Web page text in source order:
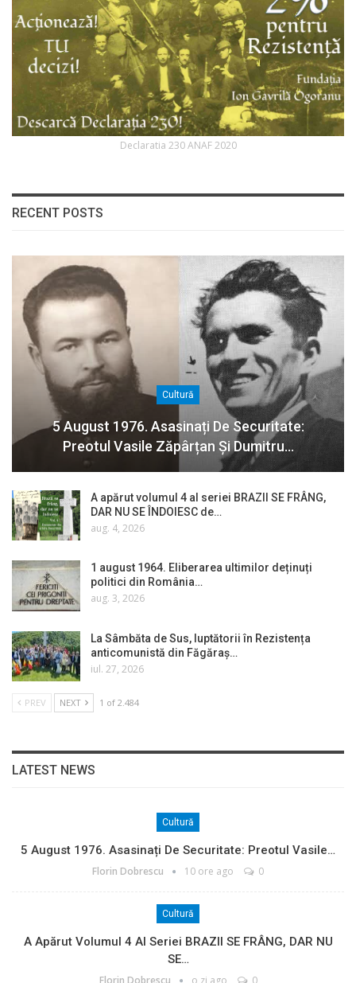
Declaratia 230 ANAF 2020
RECENT POSTS
Cultură
5 August 1976. Asasinați De Securitate:
Preotul Vasile Zăpârțan Și Dumitru…
A apărut volumul 4 al seriei BRAZII SE FRÂNG,
DAR NU SE ÎNDOIESC de…
aug. 4, 2026
1 august 1964. Eliberarea ultimilor deținuți
politici din România…
aug. 3, 2026
La Sâmbăta de Sus, luptătorii în Rezistența
anticomunistă din Făgăraș…
iul. 27, 2026
PREV NEXT 1 of 2.484
LATEST NEWS
Cultură
5 August 1976. Asasinați De Securitate: Preotul Vasile…
Florin Dobrescu 10 ore ago 0
Cultură
A Apărut Volumul 4 Al Seriei BRAZII SE FRÂNG, DAR NU
SE…
Florin Dobrescu o zi ago 0